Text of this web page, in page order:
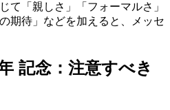
て「親しさ」「フォーマルさ」
期待」などを加えると、メッセ
記念：注意すべき